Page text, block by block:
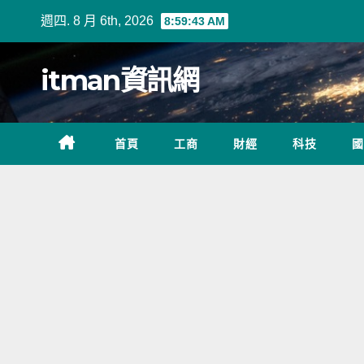
週四. 8 月 6th, 2026 8:59:43 AM
itman資訊網
首頁 工商 財經 科技